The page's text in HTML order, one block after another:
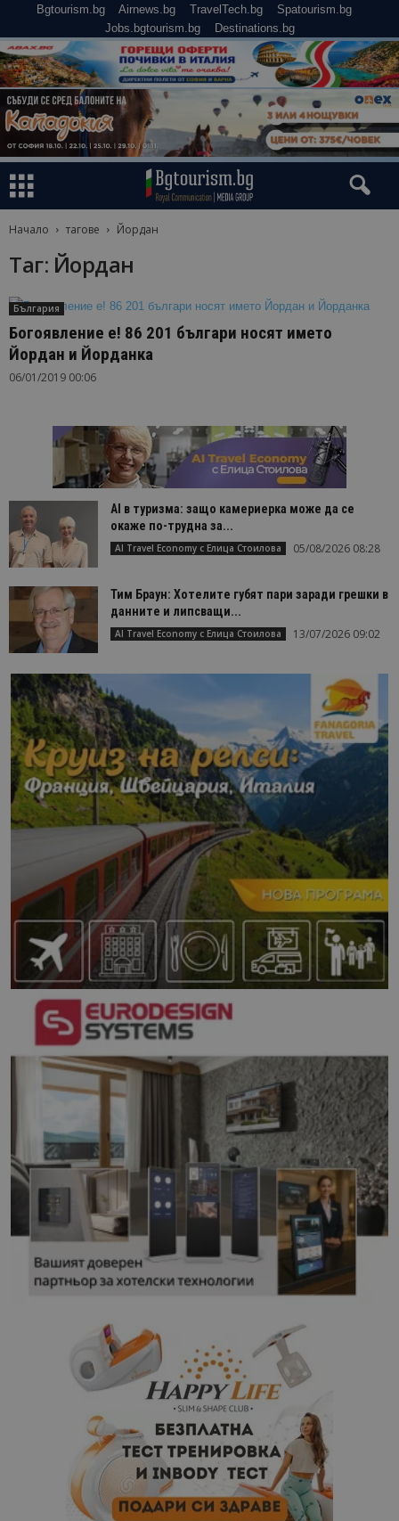
Bgtourism.bg Airnews.bg TravelTech.bg
Spatourism.bg
Jobs.bgtourism.bg
Destinations.bg
Начало тагове Йордан
Таг: Йордан
България
Богоявление е! 86 201 българи носят името
Йордан и Йорданка
06/01/2019 00:06
AI в туризма: защо камериерка може да се
окаже по-трудна за...
AI Travel Economy с Елица Стоилова 05/08/2026 08:28
Тим Браун: Хотелите губят пари заради грешки в
данните и липсващи...
AI Travel Economy с Елица Стоилова 13/07/2026 09:02